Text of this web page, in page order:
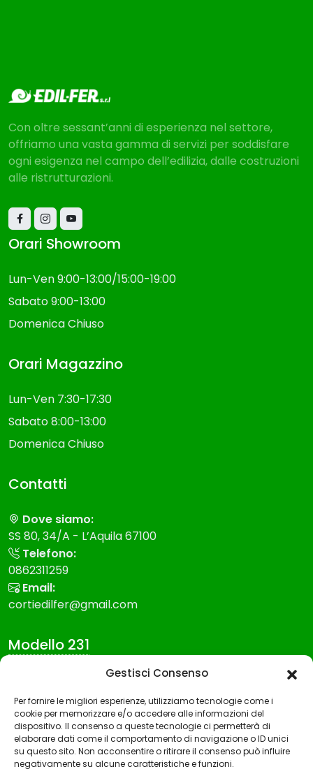
Gestisci Consenso
Per fornire le migliori esperienze, utilizziamo tecnologie come i
cookie per memorizzare e/o accedere alle informazioni del
dispositivo. Il consenso a queste tecnologie ci permetterà di
elaborare dati come il comportamento di navigazione o ID unici
su questo sito. Non acconsentire o ritirare il consenso può influire
negativamente su alcune caratteristiche e funzioni.
Con oltre sessant’anni di esperienza nel settore,
offriamo una vasta gamma di servizi per soddisfare
ogni esigenza nel campo dell’edilizia, dalle costruzioni
alle ristrutturazioni.
Orari Showroom
Lun-Ven 9:00-13:00/15:00-19:00
Sabato 9:00-13:00
Domenica Chiuso
Orari Magazzino
Lun-Ven 7:30-17:30
Sabato 8:00-13:00
Domenica Chiuso
Contatti
Dove siamo:
SS 80, 34/A - L’Aquila 67100
Telefono:
0862311259
Email:
cortiedilfer@gmail.com
Modello 231
Modello Organizzazione gestione e controllo
Codice etico
Whistleblowing